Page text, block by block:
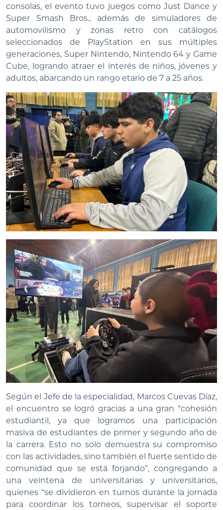
consolas, el evento tuvo juegos como Just Dance y
Super Smash Bros., además de simuladores de
automovilismo y zonas retro con catálogos
seleccionados de PlayStation en sus múltiples
generaciones, Super Nintendo, Nintendo 64 y Game
Cube, logrando atraer el interés de niños, jóvenes y
adultos, abarcando un rango etario de 7 a 25 años.
Según el Jefe de la especialidad, Marcos Cuevas Díaz,
el encuentro se logró gracias a una gran “cohesión
estudiantil, ya que logramos una participación
masiva de estudiantes de primer y segundo año de
la carrera. Esto no solo demuestra su compromiso
con las actividades, sino también el fuerte sentido de
comunidad que se está forjando”, congregando a
una veintena de universitarias y universitarios,
quienes “se dividieron en turnos durante la jornada
para coordinar los torneos, supervisar el soporte